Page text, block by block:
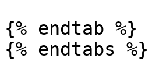
{% endtab %}
{% endtabs %}